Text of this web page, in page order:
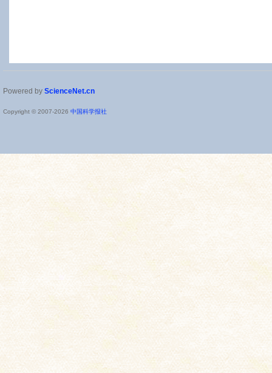
Powered by ScienceNet.cn
Copyright © 2007-2026 中国科学报社